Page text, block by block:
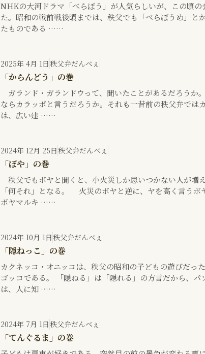
NHKの大河ドラマ「べらぼう」が人気らしいが、この頃
た。昭和の戦前戦後頃までは、秩父でも「べらぼうめ」と
たものである ……
2025年 4月 1日 秩父弁だんべぇ
「からんどう」の巻
ガランド・ガランドウって、聞いたことがあるだろうか
ならカラッポと言うだろうか。それも一昔前の秩父弁で
は、広い建 ……
2024年 12月 25日 秩父弁だんべぇ
「ぼや」の巻
秩父でもボヤと聞くと、小火災しか思いつかない人が増
「何それ」となる。 火災のボヤと逆に、ヤを高く言うボ
ボヤマルキ ……
2024年 10月 1日 秩父弁だんべぇ
「隠ねっこ」の巻
カクネッコ・オニッコは、秩父の昭和の子どもの遊びだっ
ゴッコである。 「隠ねる」は「隠れる」の方言だから、
は、人に知 ……
2024年 7月 1日 秩父弁だんべぇ
「てんぐるま」の巻